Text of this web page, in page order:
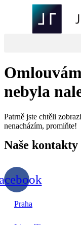
nebyla
Patrně jste chtěli
nenacházím, promiňte!
Naše kontakty
Praha